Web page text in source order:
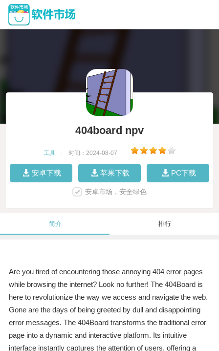
404board npv
工具 时间：2024-08-07
安卓下载 苹果下载 PC下载
安卓市场，安全绿色
简介 排行
Are you tired of encountering those annoying 404 error pages
while browsing the internet? Look no further! The 404Board is
here to revolutionize the way we access and navigate the web.
Gone are the days of being greeted by dull and disappointing
error messages. The 404Board transforms the traditional error
page into a dynamic and interactive platform. Its intuitive
interface instantly captures the attention of users, offering a